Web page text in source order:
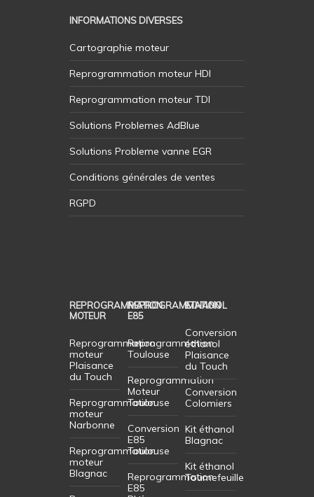
INFORMATIONS DIVERSES
Cartographie moteur
Reprogrammation moteur HDI
Reprogrammation moteur TDI
Solutions Problemes AdBlue
Solutions Probleme vanne EGR
Conditions générales de ventes
RGPD
REPROGRAMMATION
MOTEUR
Reprogrammation
moteur
Plaisance
du Touch
Reprogrammation
moteur
Narbonne
Reprogrammation
moteur
Blagnac
REPROGRAMMATION
E85
Reprogrammation
Toulouse
Reprogrammation
Moteur
Toulouse
Conversion
E85
Toulouse
Reprogrammation
E85
ETHANOL
Conversion
éthanol
Plaisance
du Touch
Conversion
Colomiers
Kit éthanol
Blagnac
Kit éthanol
Tournefeuille